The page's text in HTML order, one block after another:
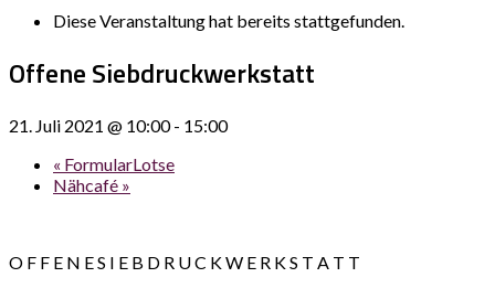
Diese Veranstaltung hat bereits stattgefunden.
Offene Siebdruckwerkstatt
21. Juli 2021 @ 10:00- 15:00
« FormularLotse
Nähcafé »
O F F E N E S I E B D R U C K W E R K S T A T T